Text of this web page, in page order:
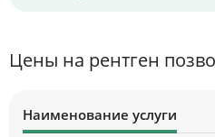
Цены на рентген
Наименование услуги